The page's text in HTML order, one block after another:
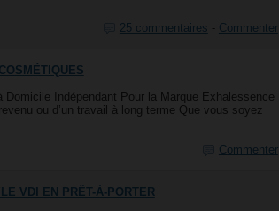
25 commentaires - Commenter
Domicile Indépendant Pour la Marque Exhalessence
ou d’un travail à long terme Que vous soyez
Commenter
VDI EN PRÊT-À-PORTER